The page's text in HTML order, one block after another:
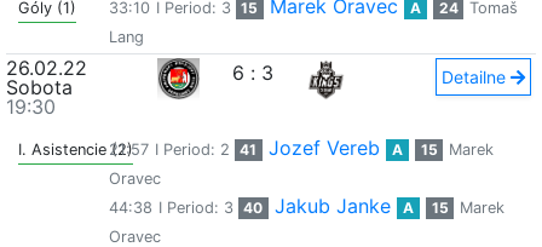
Góly (1) 33:10 I Period: 3 15 Marek Oravec A 24
Tomaš
Lang
26.02.22
Sobota
19:30
6 : 3 Detailne
I. Asistencie (2)
21:57 I Period: 2 41 Jozef Vereb A 15
Marek
Oravec
44:38 I Period: 3 40 Jakub Janke A 15
Marek
Oravec